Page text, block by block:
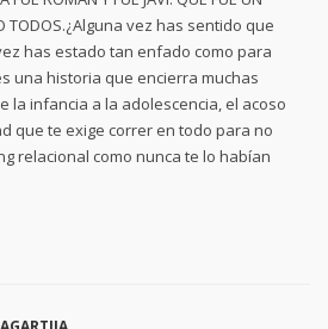
TODOS.¿Alguna vez has sentido que
has estado tan enfado como para
una historia que encierra muchas
la infancia a la adolescencia, el acoso
que te exige correr en todo para no
relacional como nunca te lo habían